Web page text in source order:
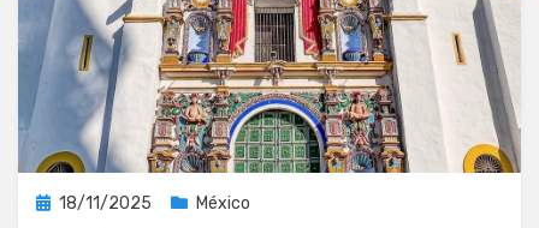
Publicada
18/11/2025 México